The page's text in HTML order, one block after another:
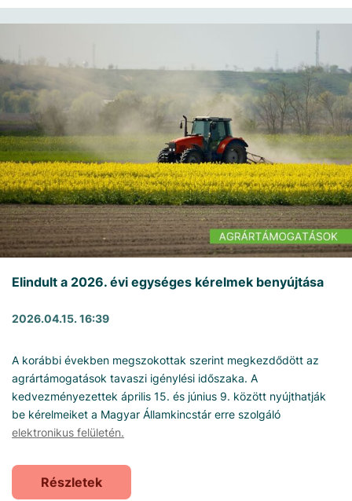
Elindult a 2026. évi egységes kérelmek benyújtása
2026.04.15. 16:39
A korábbi években megszokottak szerint megkezdődött az
agrártámogatások tavaszi igénylési időszaka. A
kedvezményezettek április 15. és június 9. között nyújthatják
be kérelmeiket a Magyar Államkincstár erre szolgáló
elektronikus felületén.
Részletek